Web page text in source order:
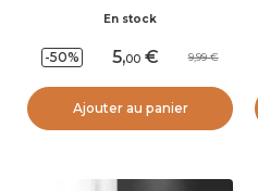
En stock
-50% 5,00 9,99
Ajouter au panier